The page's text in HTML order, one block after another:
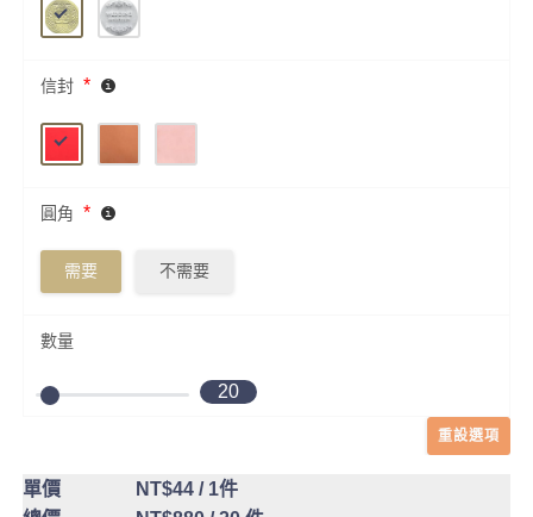
信封 *
圓角 *
需要 不需要
數量
20
重設選項
單價 NT$44/ 1件